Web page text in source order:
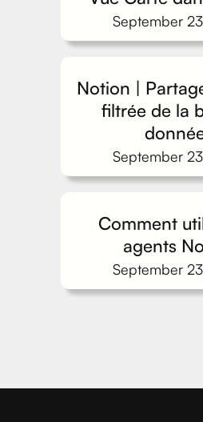
September
Notion |
filtrée de la
September
Comment
agents
September